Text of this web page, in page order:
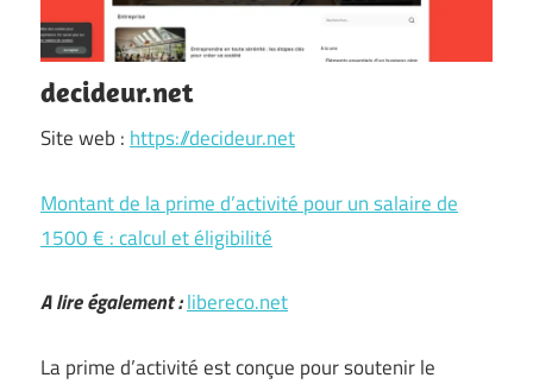
decideur.net
Site web : https://decideur.net
Montant de la prime d’activité pour un salaire de
1500 € : calcul et éligibilité
A lire également :libereco.net
La prime d’activité est conçue pour soutenir le